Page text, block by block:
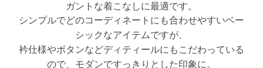
ガントな着こなしに最適です。
シンプルでどのコーディネートにも合わせやすいベー
シックなアイテムですが、
衿仕様やボタンなどディティールにもこだわっている
ので、モダンですっきりとした印象に。